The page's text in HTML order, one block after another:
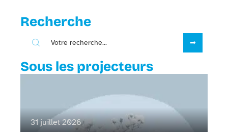
Recherche
Sous les projecteurs
31 juillet 2026